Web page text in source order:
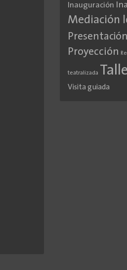
Inauguración
Mediación
Presentación
Proyección
teatralizada
Visita guiada